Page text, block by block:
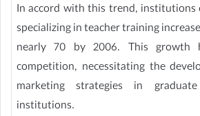
In accord with this trend, institutions
specializing in teacher training
nearly 70 by 2006. This growth
competition, necessitating the
marketing strategies in
institutions.